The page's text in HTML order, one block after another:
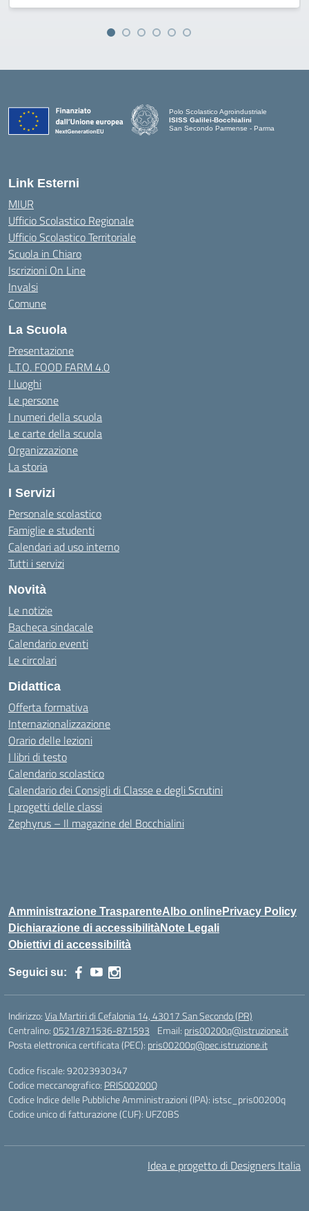
Polo Scolastico Agroindustriale
ISISS Galilei-Bocchialini
San Secondo Parmense - Parma
Link Esterni
MIUR
Ufficio Scolastico Regionale
Ufficio Scolastico Territoriale
Scuola in Chiaro
Iscrizioni On Line
Invalsi
Comune
La Scuola
Presentazione
L.T.O. FOOD FARM 4.0
I luoghi
Le persone
I numeri della scuola
Le carte della scuola
Organizzazione
La storia
I Servizi
Personale scolastico
Famiglie e studenti
Calendari ad uso interno
Tutti i servizi
Novità
Le notizie
Bacheca sindacale
Calendario eventi
Le circolari
Didattica
Offerta formativa
Internazionalizzazione
Orario delle lezioni
I libri di testo
Calendario scolastico
Calendario dei Consigli di Classe e degli Scrutini
I progetti delle classi
Zephyrus – Il magazine del Bocchialini
Amministrazione TrasparenteAlbo onlinePrivacy Policy
Dichiarazione di accessibilitàNote Legali
Obiettivi di accessibilità
Seguici su:
Indirizzo:Via Martiri di Cefalonia 14, 43017 San Secondo (PR)
Centralino:0521/871536-871593 Email: pris00200q@istruzione.it
Posta elettronica certificata (PEC): pris00200q@pec.istruzione.it
Codice fiscale: 92023930347
Codice meccanografico: PRIS00200Q
Codice Indice delle Pubbliche Amministrazioni (IPA): istsc_pris00200q
Codice unico di fatturazione (CUF): UFZ0BS
Idea e progetto di Designers Italia